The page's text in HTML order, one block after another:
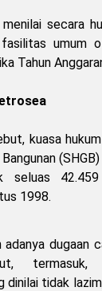
secara
umum
Tahun
kuasa
seluas
1998.
adanya dugaan
termasuk,
dinilai tidak